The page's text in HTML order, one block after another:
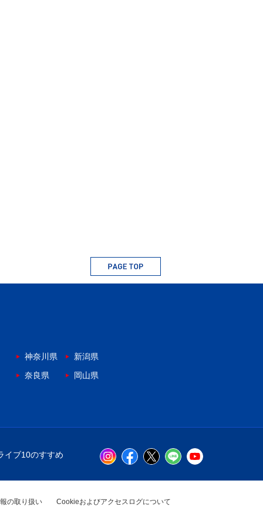
神奈川県
新潟県
奈良県
岡山県
イブ10のすすめ
の取り扱い Cookieおよびアクセスログについて